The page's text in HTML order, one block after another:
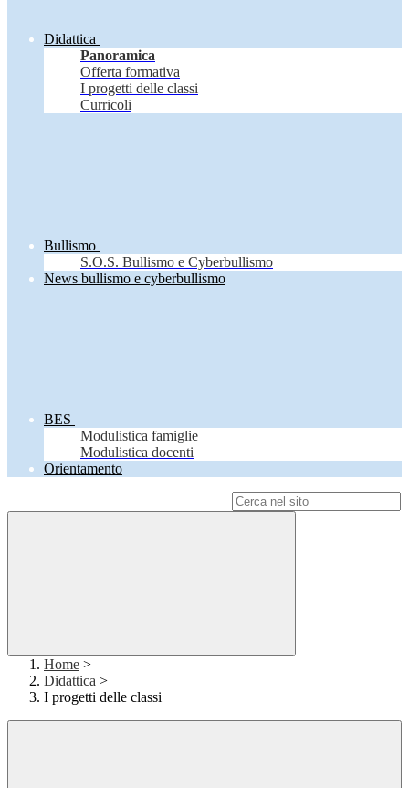
Didattica
Panoramica
Offerta formativa
I progetti delle classi
Curricoli
Bullismo
S.O.S. Bullismo e Cyberbullismo
News bullismo e cyberbullismo
BES
Modulistica famiglie
Modulistica docenti
Orientamento
Home >
Didattica >
I progetti delle classi